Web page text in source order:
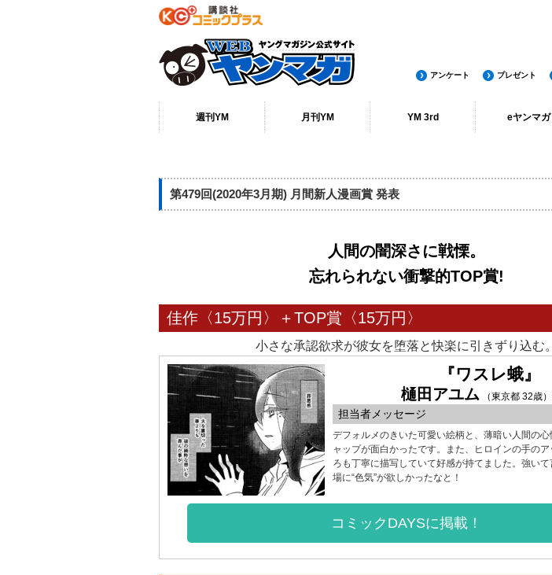
週刊YM 月刊YM YM 3rd eヤンマガ
アンケート プレゼント
第479回(2020年3月期) 月間新人漫画賞 発表
人間の闇深さに戦慄。
忘れられない衝撃的TOP賞!
佳作〈15万円〉＋TOP賞〈15万円〉
小さな承認欲求が彼女を堕落と快楽に引きずり込む。
『ワスレ蛾』
樋田アユム （東京都 32歳
担当者メッセージ
デフォルメのきいた可愛い絵柄と、薄暗い人間の
ャップが面白かったです。また、ヒロインの手の
ろも丁寧に描写していて好感が持てました。強い
場に“色気”が欲しかったなと！
コミックDAYSに掲載！